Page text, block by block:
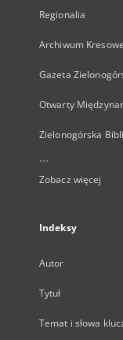
Regionalia
Archiwum Kresowe
Gazeta
Otwarty
Zielonogórska
...
Zobacz więcej
Indeksy
Autor
Tytuł
Temat i słowa